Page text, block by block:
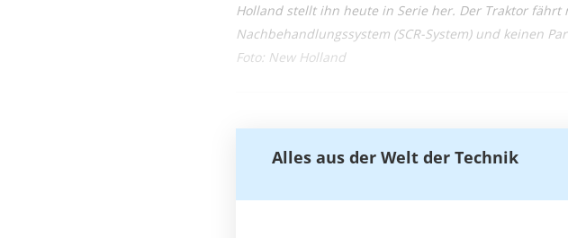
Holland stellt ihn heute in Serie her. Der Traktor fährt
Nach­behandlungssystem (SCR-System) und keinen
Foto: New Holland
Alles aus der Welt der Technik